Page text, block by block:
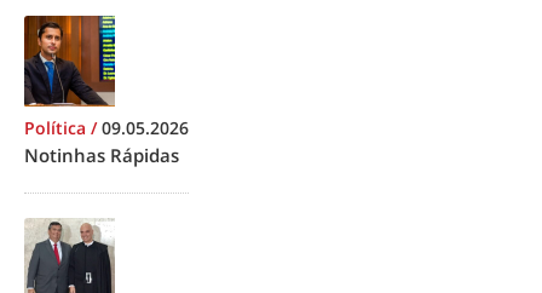
Política /09.05.2026
Notinhas Rápidas